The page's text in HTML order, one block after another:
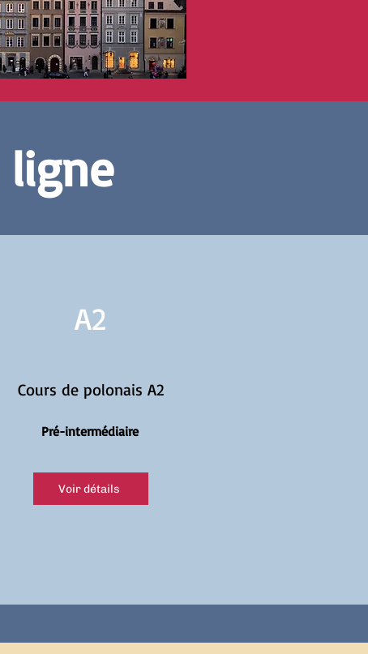
ligne
A2
Cours de polonais A2
Pré-intermédiaire
Voir détails